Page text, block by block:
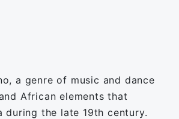
a genre of music and dance
African elements that
during the late 19th century.